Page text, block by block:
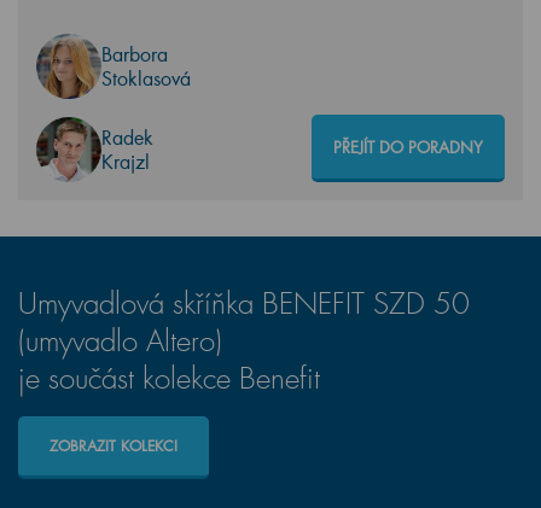
Barbora
Stoklasová
Radek
Krajzl
PŘEJÍT DO PORADNY
Umyvadlová skříňka BENEFIT SZD 50
(umyvadlo Altero)
je součást kolekce Benefit
ZOBRAZIT KOLEKCI